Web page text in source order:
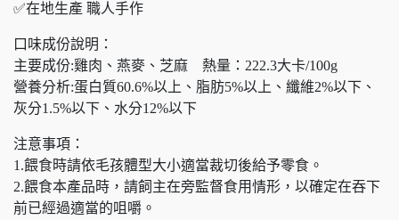
✅在地生產 職人手作
口味成份說明：
主要成份:雞肉、燕麥、芝麻 熱量：222.3大卡/100g
營養分析:蛋白質60.6%以上、脂肪5%以上、纖維2%以下、
灰分1.5%以下、水分12%以下
注意事項：
1.餵食時請依毛孩體型大小適當裁切後給予零食。
2.餵食本產品時，請飼主在旁監督食用情形，以確定在吞下
前已經過適當的咀嚼。